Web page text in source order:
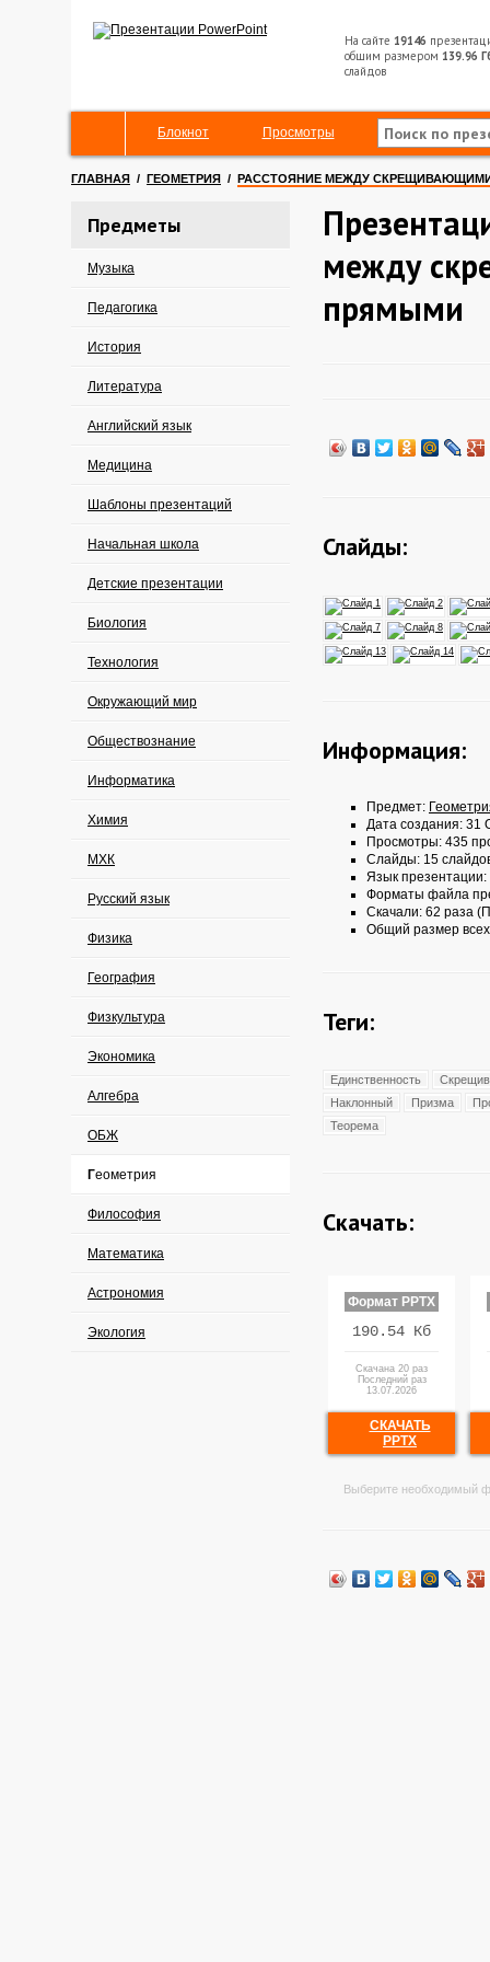
На сайте 19146
общим размером 139.96
слайдов
Блокнот Просмотры
ГЛАВНАЯ / ГЕОМЕТРИЯ / РАССТОЯНИЕ МЕЖДУ
Предметы
Музыка
Педагогика
История
Литература
Английский язык
Медицина
Шаблоны презентаций
Начальная школа
Детские презентации
Биология
Технология
Окружающий мир
Обществознание
Информатика
Химия
МХК
Русский язык
Физика
География
Физкультура
Экономика
Алгебра
ОБЖ
Геометрия
Философия
Математика
Астрономия
Экология
между
прямыми
Слайды:
Информация:
Предмет:
Дата создания: 31
Просмотры: 435
Слайды: 15
Язык презентации:
Форматы файла
Скачали: 62 раза
Общий размер
Теги:
Единственность
Наклонный
Призма
Теорема
Скачать:
Формат PPTX
190.54 Кб
Скачана 20 раз
Последний раз
13.07.2026
СКАЧАТЬ
PPTX
Выберите необходимый